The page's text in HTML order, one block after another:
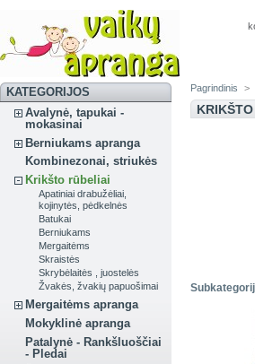
KATEGORIJOS
Avalynė, tapukai -
mokasinai
Berniukams apranga
Kombinezonai, striukės
Krikšto rūbeliai
Apatiniai drabužėliai,
kojinytės, pėdkelnės
Batukai
Berniukams
Mergaitėms
Skraistės
Skrybėlaitės , juostelės
Žvakės, žvakių papuošimai
Mergaitėms apranga
Mokyklinė apranga
Patalynė - Rankšluoščiai
- Pledai
Pagrindinis >